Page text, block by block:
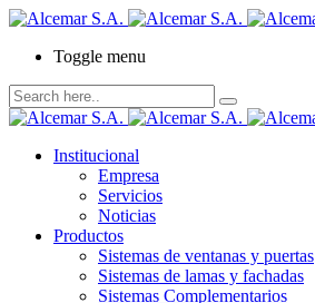
Toggle menu
Institucional
Empresa
Servicios
Noticias
Productos
Sistemas de ventanas y puertas
Sistemas de lamas y fachadas
Sistemas Complementarios